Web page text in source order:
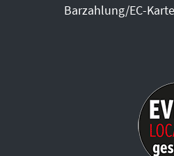
Barzahlung/EC-